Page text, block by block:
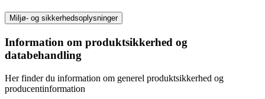
Miljø- og sikkerhedsoplysninger
Information om produktsikkerhed og
databehandling
Her finder du information om generel produktsikkerhed og
producentinformation